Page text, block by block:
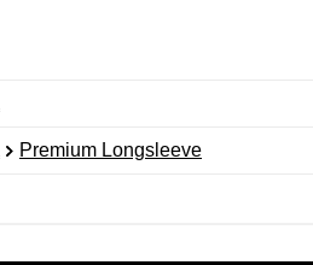
Premium Longsleeve